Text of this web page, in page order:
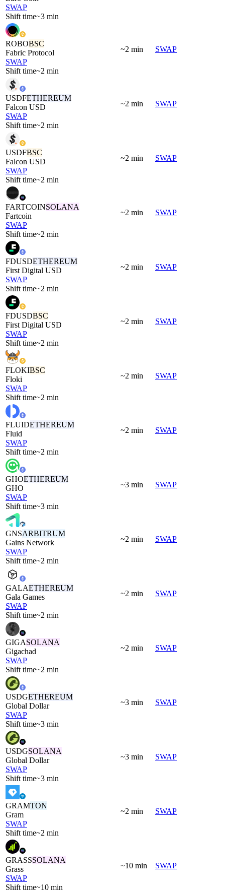
SWAP
Shift time~3 min
ROBOBSC
Fabric Protocol
SWAP
Shift time~2 min
~2 min SWAP
USDFETHEREUM
Falcon USD
SWAP
Shift time~2 min
~2 min SWAP
USDFBSC
Falcon USD
SWAP
Shift time~2 min
~2 min SWAP
FARTCOINSOLANA
Fartcoin
SWAP
Shift time~2 min
~2 min SWAP
FDUSDETHEREUM
First Digital USD
SWAP
Shift time~2 min
~2 min SWAP
FDUSDBSC
First Digital USD
SWAP
Shift time~2 min
~2 min SWAP
FLOKIBSC
Floki
SWAP
Shift time~2 min
~2 min SWAP
FLUIDETHEREUM
Fluid
SWAP
Shift time~2 min
~2 min SWAP
GHOETHEREUM
GHO
SWAP
Shift time~3 min
~3 min SWAP
GNSARBITRUM
Gains Network
SWAP
Shift time~2 min
~2 min SWAP
GALAETHEREUM
Gala Games
SWAP
Shift time~2 min
~2 min SWAP
GIGASOLANA
Gigachad
SWAP
Shift time~2 min
~2 min SWAP
USDGETHEREUM
Global Dollar
SWAP
Shift time~3 min
~3 min SWAP
USDGSOLANA
Global Dollar
SWAP
Shift time~3 min
~3 min SWAP
GRAMTON
Gram
SWAP
Shift time~2 min
~2 min SWAP
GRASSSOLANA
Grass
SWAP
Shift time~10 min
~10 min SWAP